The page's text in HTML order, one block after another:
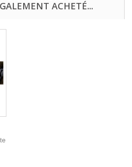
ACHETÉ...